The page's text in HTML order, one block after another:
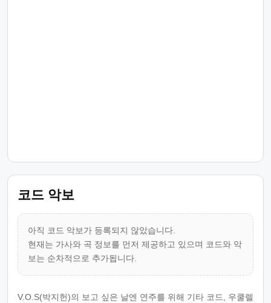
코드 악보
아직 코드 악보가 등록되지 않았습니다.
현재는 가사와 곡 정보를 먼저 제공하고 있으며 코드와 악
보는 순차적으로 추가됩니다.
V.O.S(박지헌)의 보고 싶은 날엔 연주를 위해 기타 코드, 우쿨렐